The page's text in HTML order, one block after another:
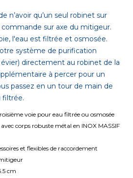
n’avoir qu’un seul robinet sur
commande sur axe du mitigeur.
l'eau est filtrée et osmosée.
système de purification
directement au robinet de la
à percer pour un
passez en un tour de main de
filtrée.
voie pour eau filtrée ou osmosée
corps robuste métal en INOX MASSIF
et flexibles de raccordement
cm